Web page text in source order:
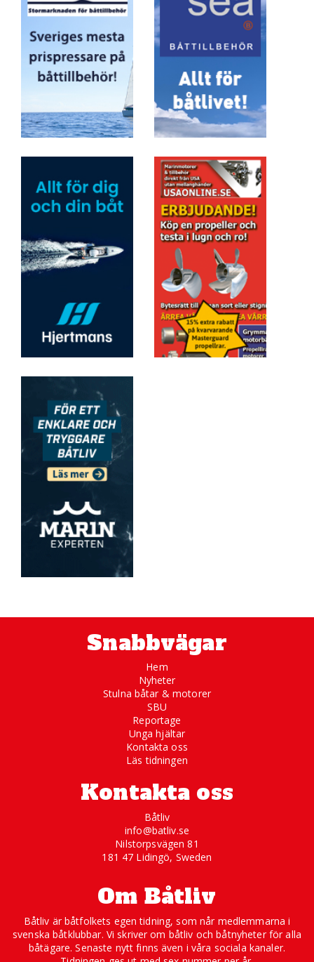
Snabbvägar
Hem
Nyheter
Stulna båtar & motorer
SBU
Reportage
Unga hjältar
Kontakta oss
Läs tidningen
Kontakta oss
Båtliv
info@batliv.se
Nilstorpsvägen 81
181 47 Lidingö, Sweden
Om Båtliv
Båtliv är båtfolkets egen tidning, som når medlemmarna i
svenska båtklubbar. Vi skriver om båtliv och båtnyheter för alla
båtägare. Senaste nytt finns även i våra sociala kanaler.